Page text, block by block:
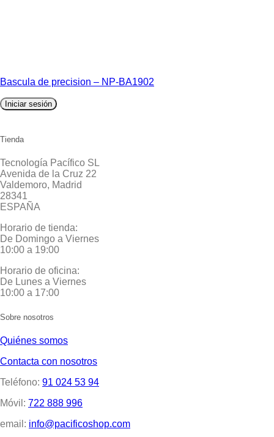
Bascula de precision – NP-BA1902
Iniciar sesión
Tienda
Tecnología Pacífico SL
Avenida de la Cruz 22
Valdemoro, Madrid
28341
ESPAÑA
Horario de tienda:
De Domingo a Viernes
10:00 a 19:00
Horario de oficina:
De Lunes a Viernes
10:00 a 17:00
Sobre nosotros
Quiénes somos
Contacta con nosotros
Teléfono: 91 024 53 94
Móvil: 722 888 996
email: info@pacificoshop.com